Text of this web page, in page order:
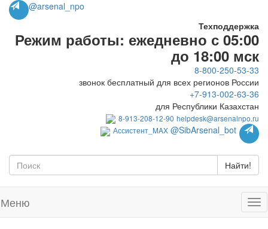
@arsenal_npo
Техподдержка
Режим работы: ежедневно с 05:00
до 18:00 мск
8-800-250-53-33
звонок бесплатный для всех регионов России
+7-913-002-63-36
для Республики Казахстан
8-913-208-12-90 helpdesk@arsenalnpo.ru
Ассистент_MAX @SibArsenal_bot
Найти!
Меню